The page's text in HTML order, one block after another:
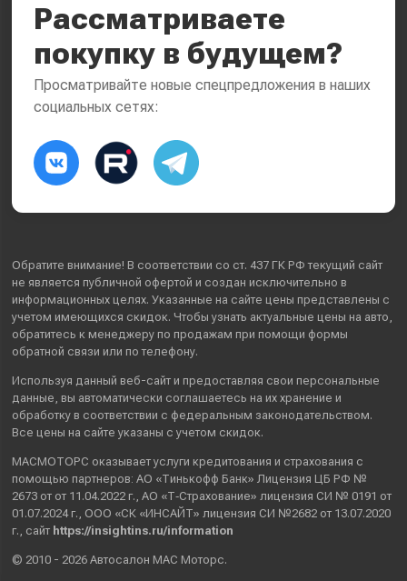
Рассматриваете
покупку в будущем?
Просматривайте новые спецпредложения в наших
социальных сетях:
Обратите внимание! В соответствии со ст. 437 ГК РФ текущий сайт
не является публичной офертой и создан исключительно в
информационных целях. Указанные на сайте цены представлены с
учетом имеющихся скидок. Чтобы узнать актуальные цены на авто,
обратитесь к менеджеру по продажам при помощи формы
обратной связи или по телефону.
Используя данный веб-сайт и предоставляя свои персональные
данные , вы автоматически соглашаетесь на их хранение и
обработку в соответствии с федеральным законодательством.
Все цены на сайте указаны с учетом скидок.
МАСМОТОРС оказывает услуги кредитования и страхования с
помощью партнеров: АО «Тинькофф Банк» Лицензия ЦБ РФ №
2673 от от 11.04.2022 г., АО «Т‑Страхование» лицензия СИ № 0191 от
01.07.2024 г., ООО «СК «ИНСАЙТ» лицензия СИ №2682 от 13.07.2020
г., сайт https://insightins.ru/information
© 2010 - 2026 Автосалон МАС Моторс.